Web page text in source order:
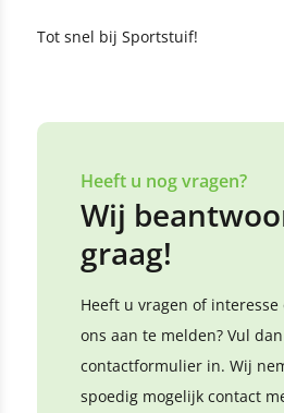
Tot snel bij Sportstuif!
Heeft u nog vragen?
Wij
graag!
Heeft u vragen of
ons aan te melden? Vul
contactformulier in. Wij
spoedig mogelijk contact